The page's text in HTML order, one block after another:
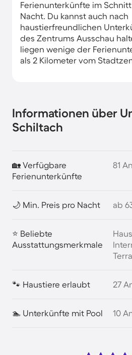
Ferienunterkünfte im
Nacht. Du kannst auch nach
haustierfreundlichen
des Zentrums Ausschau
liegen wenige der
als 2 Kilometer vom
Informationen über
Schiltach
🏡 Verfügbare
Ferienunterkünfte
81
🌙 Min. Preis pro Nacht ab
⭐ Beliebte
Ausstattungsmerkmale
🐾 Haustiere erlaubt 27
🏊 Unterkünfte mit Pool 10